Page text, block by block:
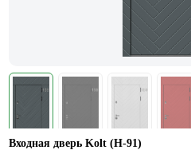
Входная дверь Kolt (Н-91)